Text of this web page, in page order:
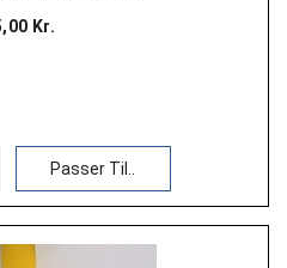
Kr.
Passer Til..